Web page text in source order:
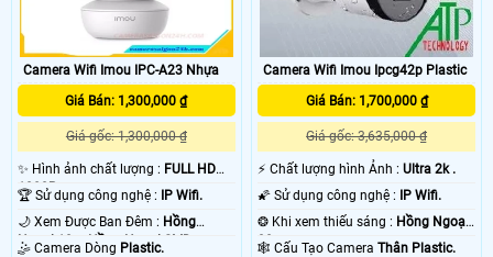
Camera Wifi Imou IPC-A23 Nhựa
Giá Bán: 1,300,000 ₫
Giá gốc: 1,300,000 ₫
✨ Hình ảnh chất lượng : FULL HD
1080P .
🏆 Sử dụng công nghệ :
IP Wifi.
🌙 Xem Được Ban Đêm : Hồng
Ngoại 10m Hồng Ngoại SMD.
🤹 Camera Dòng Plastic.
Camera Wifi Imou Ipcg42p Plastic
Giá Bán: 1,700,000 ₫
Giá gốc: 3,635,000 ₫
️⚡ Chất lượng hình Ảnh :Ultra 2k .
🌠 Sử dụng công nghệ :
IP Wifi.
❂ Khi xem thiếu sáng : Hồng Ngoại
30m .🕸️ Cấu Tạo CameraThân Plastic.